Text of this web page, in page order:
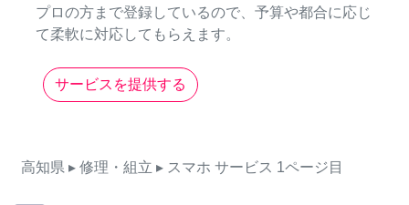
プロの方まで登録しているので、予算や都合に応じ
て柔軟に対応してもらえます。
サービスを提供する
高知県 ▸ 修理・組立 ▸ スマホ サービス 1ページ目